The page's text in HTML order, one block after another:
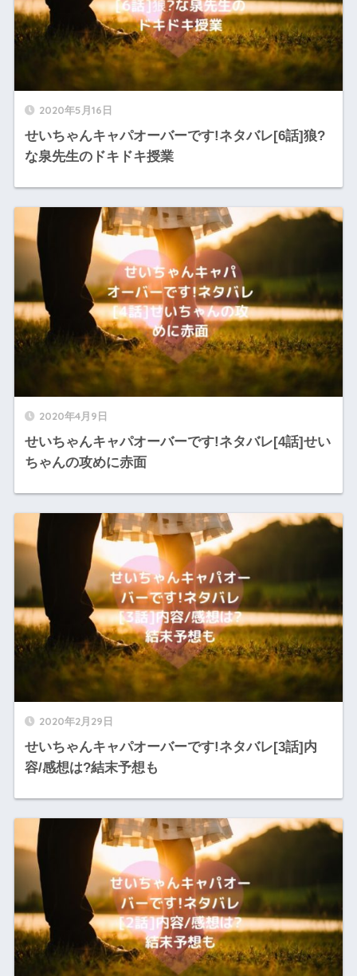
2020年5月16日
せいちゃんキャパオーバーです!ネタバレ[6話]狼?
な泉先生のドキドキ授業
2020年4月9日
せいちゃんキャパオーバーです!ネタバレ[4話]せい
ちゃんの攻めに赤面
2020年2月29日
せいちゃんキャパオーバーです!ネタバレ[3話]内
容/感想は?結末予想も